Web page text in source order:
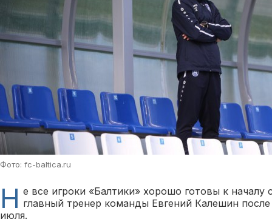
Фото: fc-baltica.ru
Н е все игроки «Балтики» хорошо готовы к началу
главный тренер команды Евгений Калешин
июля.